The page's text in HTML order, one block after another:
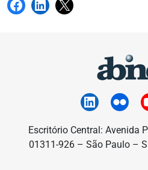
Escritório Central: Avenida
01311-926 – São Paulo –